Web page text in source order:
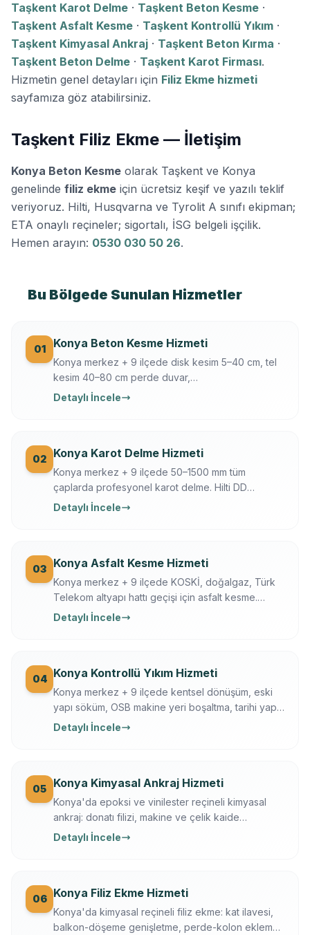
Taşkent Karot Delme · Taşkent Beton Kesme ·
Taşkent Asfalt Kesme · Taşkent Kontrollü Yıkım ·
Taşkent Kimyasal Ankraj · Taşkent Beton Kırma ·
Taşkent Beton Delme · Taşkent Karot Firması.
Hizmetin genel detayları için Filiz Ekme hizmeti
sayfamıza göz atabilirsiniz.
Taşkent Filiz Ekme — İletişim
Konya Beton Kesme olarak Taşkent ve Konya
genelinde filiz ekme için ücretsiz keşif ve yazılı teklif
veriyoruz. Hilti, Husqvarna ve Tyrolit A sınıfı ekipman;
ETA onaylı reçineler; sigortalı, İSG belgeli işçilik.
Hemen arayın: 0530 030 50 26.
Bu Bölgede Sunulan Hizmetler
01 Konya Beton Kesme Hizmeti
Konya merkez + 9 ilçede disk kesim 5–40 cm, tel
kesim 40–80 cm perde duvar,
döşeme/temel/zemin kesimi. Hilti + Husqvarna
Detaylı İncele
02 Konya Karot Delme Hizmeti
Konya merkez + 9 ilçede 50–1500 mm tüm
çaplarda profesyonel karot delme. Hilti DD
250/350, Ferroscan donatı tarama, su soğutmalı
Detaylı İncele
03 Konya Asfalt Kesme Hizmeti
Konya merkez + 9 ilçede KOSKİ, doğalgaz, Türk
Telekom altyapı hattı geçişi için asfalt kesme.
Husqvarna FS 7000, gece çalışma, trafik düzeni.
Detaylı İncele
04 Konya Kontrollü Yıkım Hizmeti
Konya merkez + 9 ilçede kentsel dönüşüm, eski
yapı söküm, OSB makine yeri boşaltma, tarihi yapı
kısmi yıkım. İş güvenliği + sigortalı operasyon,
Detaylı İncele
05 Konya Kimyasal Ankraj Hizmeti
Konya'da epoksi ve vinilester reçineli kimyasal
ankraj: donatı filizi, makine ve çelik kaide
sabitleme. Ücretsiz keşif, çekme testi, yazılı
Detaylı İncele
06 Konya Filiz Ekme Hizmeti
Konya'da kimyasal reçineli filiz ekme: kat ilavesi,
balkon-döşeme genişletme, perde-kolon ekleme.